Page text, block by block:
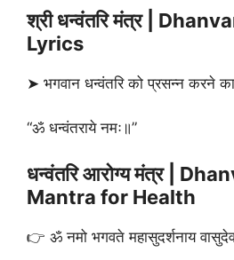
श्री धन्वंतरि मंत्र |
Lyrics
➤ भगवान धन्वंतरि को प्रसन्न करने
“ॐ धन्वंतराये नमः॥”
धन्वंतरि आरोग्य मंत्र |
Mantra for Health
👉 ॐ नमो भगवते महासुदर्शनाय